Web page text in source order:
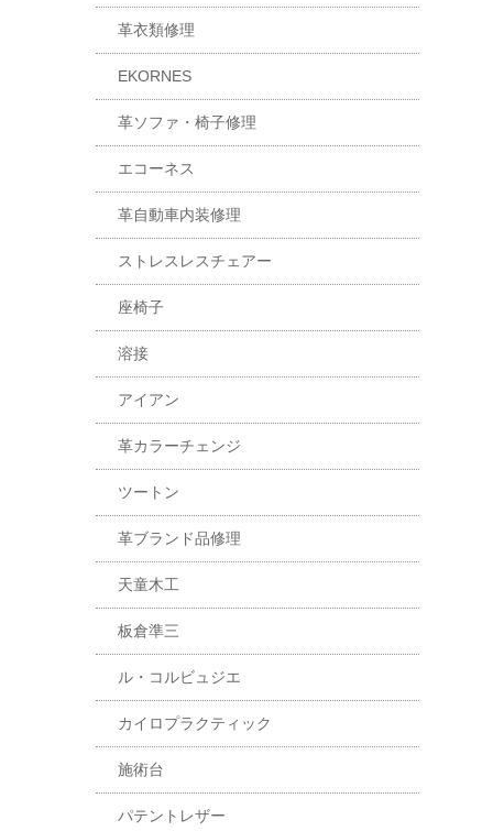
革衣類修理
EKORNES
革ソファ・椅子修理
エコーネス
革自動車内装修理
ストレスレスチェアー
座椅子
溶接
アイアン
革カラーチェンジ
ツートン
革ブランド品修理
天童木工
板倉準三
ル・コルビュジエ
カイロプラクティック
施術台
パテントレザー